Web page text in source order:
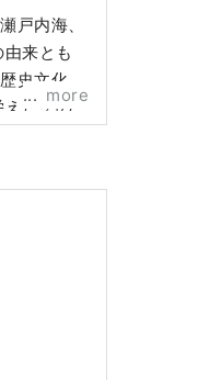
戸内海、
来とも
史文化・
えたその
more